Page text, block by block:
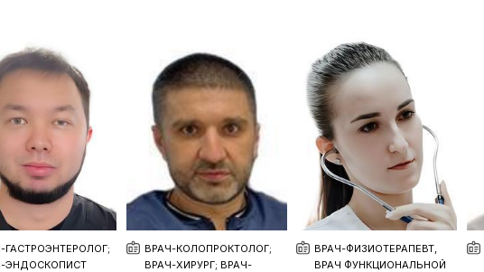
ГАСТРОЭНТЕРОЛОГ;
ЭНДОСКОПИСТ
ВРАЧ-КОЛОПРОКТОЛОГ;
ВРАЧ-ХИРУРГ; ВРАЧ-
ВРАЧ-ФИЗИОТЕРАПЕВТ,
ВРАЧ ФУНКЦИОНАЛЬНОЙ